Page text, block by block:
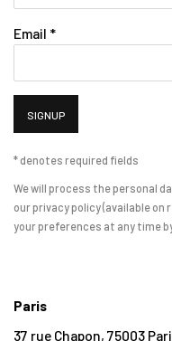
Email *
SIGNUP
* denotes required fields
We will process the personal
our privacy policy (available on
your preferences at any time
Paris
37 rue Chapon, 75003